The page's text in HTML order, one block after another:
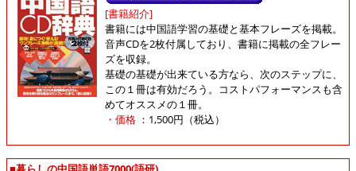
[書籍紹介]
書籍には中国語学習の基礎と基本フレーズを掲載。
音声CDを2枚付属しており、書籍に掲載の全フレー
ズを収録。
基礎の基礎が出来ている方なら、次のステップに、
この１冊は有効だろう。コストパフォーマンスも含
めてオススメの１冊。
・価格 ：1,500円（税込）